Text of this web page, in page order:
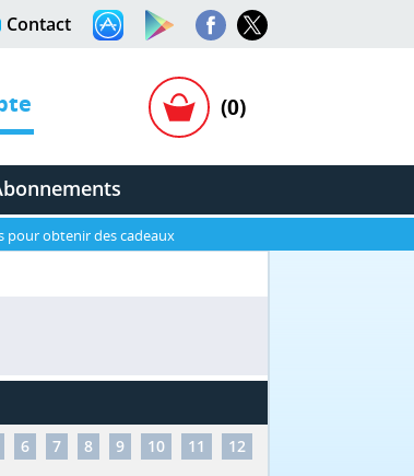
Contact
(0)
pour obtenir des cadeaux
6 7 8 9 10 11 12